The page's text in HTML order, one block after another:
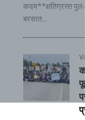
कदम**क्षतिग्रस्त पुल-
बरसात...